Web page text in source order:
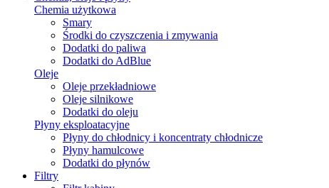
Chemia użytkowa
Smary
Środki do czyszczenia i zmywania
Dodatki do paliwa
Dodatki do AdBlue
Oleje
Oleje przekładniowe
Oleje silnikowe
Dodatki do oleju
Płyny eksploatacyjne
Płyny do chłodnicy i koncentraty chłodnicze
Płyny hamulcowe
Dodatki do płynów
Filtry